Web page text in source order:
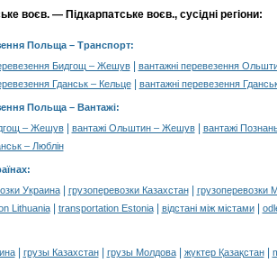
воєв. — Підкарпатське воєв., сусідні регіони:
Польща– Транспорт:
Бидгощ – Жешув|
вантажні перевезення
Гданськ – Кельце| вантажні перевезення
Польща – Вантажі:
– Жешув| вантажі Ольштин – Жешув|
вантажі
– Люблін
:
Украина| грузоперевозки Казахстан|
грузоперевозки
Lithuania| transportation Estonia| відстані між містами|
| грузы Казахстан| грузы Молдова| жүктер Қазақстан|